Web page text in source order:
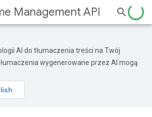
Management API
AI do tłumaczenia treści na Twój
wygenerowane przez AI mogą